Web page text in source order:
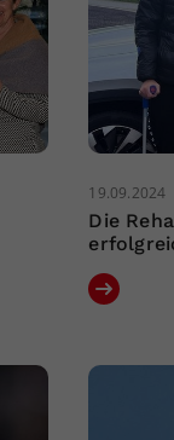
19.09.2024
Die